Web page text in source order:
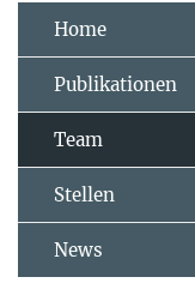
Home
Publikationen
Team
Stellen
News